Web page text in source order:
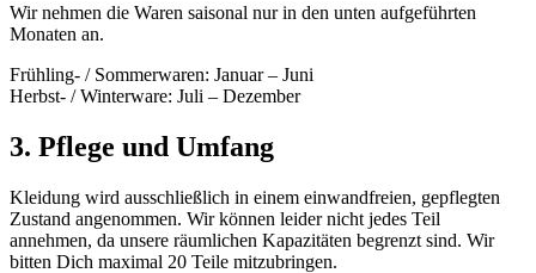
Wir nehmen die Waren saisonal nur in den unten aufgeführten
Monaten an.
Frühling- / Sommerwaren: Januar – Juni
Herbst- / Winterware: Juli – Dezember
3. Pflege und Umfang
Kleidung wird ausschließlich in einem einwandfreien, gepflegten
Zustand angenommen. Wir können leider nicht jedes Teil
annehmen, da unsere räumlichen Kapazitäten begrenzt sind. Wir
bitten Dich maximal 20 Teile mitzubringen.